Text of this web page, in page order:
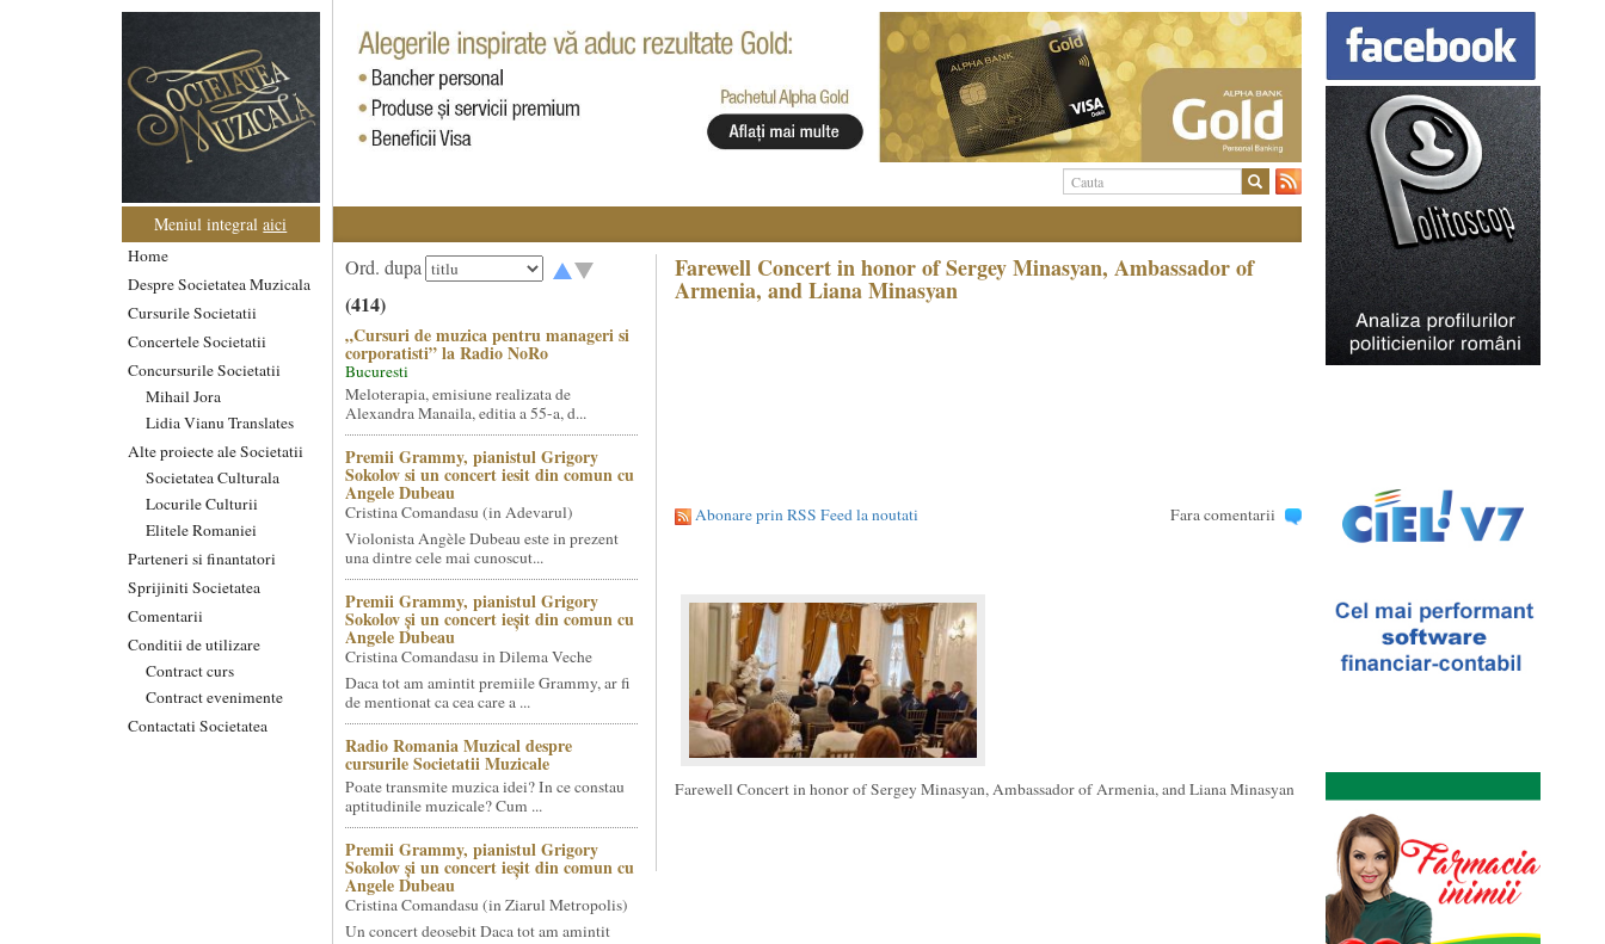
Meniul integralaici
Home
Despre Societatea Muzicala
Cursurile Societatii
Concertele Societatii
Concursurile Societatii
Mihail Jora
Lidia Vianu Translates
Alte proiecte ale Societatii
Societatea Culturala
Locurile Culturii
Elitele Romaniei
Parteneri si finantatori
Sprijiniti Societatea
Comentarii
Conditii de utilizare
Contract curs
Contract evenimente
Contactati Societatea
Ord. dupa
(414)
„Cursuri de muzica pentru manageri si
corporatisti” la Radio NoRo
Bucuresti
Meloterapia, emisiune realizata de
Alexandra Manaila, editia a 55-a, d...
Premii Grammy, pianistul Grigory
Sokolov si un concert iesit din comun cu
Angele Dubeau
Cristina Comandasu (in Adevarul)
Violonista Angèle Dubeau este in prezent
una dintre cele mai cunoscut...
Premii Grammy, pianistul Grigory
Sokolov și un concert ieșit din comun cu
Angele Dubeau
Cristina Comandasu in Dilema Veche
Daca tot am amintit premiile Grammy, ar fi
de mentionat ca cea care a ...
Radio Romania Muzical despre
cursurile Societatii Muzicale
Poate transmite muzica idei? In ce constau
aptitudinile muzicale? Cum ...
Premii Grammy, pianistul Grigory
Sokolov și un concert ieșit din comun cu
Angele Dubeau
Cristina Comandasu (in Ziarul Metropolis)
Un concert deosebit Daca tot am amintit
Farewell Concert in honor of Sergey Minasyan, Ambassador of
Armenia, and Liana Minasyan
Abonare prin RSS Feed la noutati Fara comentarii
Farewell Concert in honor of Sergey Minasyan, Ambassador of Armenia, and Liana Minasyan